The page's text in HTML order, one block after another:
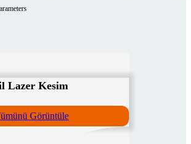
Lazer Kesim
Görüntüle